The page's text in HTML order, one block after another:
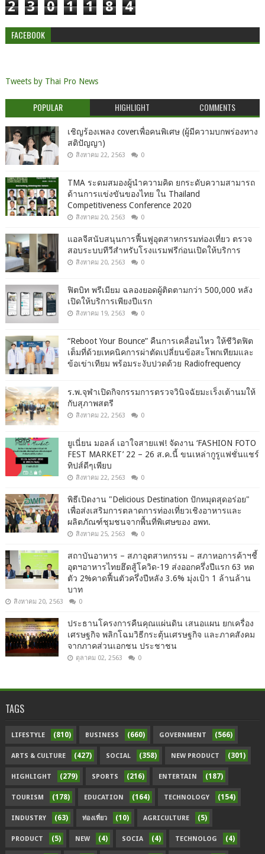
2 3 0 1 1 8 4
FACEBOOK
Tweets by Thai Pro News
POPULAR HIGHLIGHT COMMENTS
เชิญร้องเพลง coverเพื่อคนพิเศษ (ผู้มีความบกพร่องทาง
สติปัญญา)
สิงหาคม 22, 2563 0
TMA ระดมสมองผู้นำความคิด ยกระดับความสามารถ
ด้านการแข่งขันของไทย ใน Thailand
Competitiveness Conference 2020
สิงหาคม 20, 2563 0
แอลจีสนับสนุนการฟื้นฟูอุตสาหกรรมท่องเที่ยว ตรวจ
สอบระบบทีวีสำหรับโรงแรมฟรีก่อนเปิดให้บริการ
สิงหาคม 20, 2563 0
ฟิตบิท พรีเมียม ฉลองยอดผู้ติดตามกว่า 500,000 หลัง
เปิดให้บริการเพียงปีแรก
สิงหาคม 19, 2563 0
“Reboot Your Bounce” คืนการเคลื่อนไหว ให้ชีวิตฟิต
เต็มที่ด้วยเทคนิคการผ่าตัดเปลี่ยนข้อสะโพกเทียมและ
ข้อเข่าเทียม พร้อมระงับปวดด้วย Radiofrequency
ร.พ.จุฬาเปิดกิจกรรมการตรวจวินิจฉัยมะเร็งเต้านมให้
กับสุภาพสตรี
สิงหาคม 22, 2563 0
ยูเนี่ยน มอลล์ เอาใจสายแฟ! จัดงาน ‘FASHION FOTO
FEST MARKET’ 22 – 26 ส.ค.นี้ ขนเหล่ากูรูแฟชั่นแชร์
ทิปส์ดีๆเพียบ
สิงหาคม 22, 2563 0
พิธีเปิดงาน "Delicious Destination ปักหมุดสุดอร่อย"
เพื่อส่งเสริมการตลาดการท่องเที่ยวเชิงอาหารและ
ผลิตภัณฑ์ชุมชนจากพื้นที่พิเศษของ อพท.
สิงหาคม 25, 2563 0
สถาบันอาหาร – สภาอุตสาหกรรม – สภาหอการค้าฯชี้
อุตฯอาหารไทยฮึดสู้โควิด-19 ส่งออกครึ่งปีแรก 63 หด
ตัว 2%คาดฟื้นตัวครึ่งปีหลัง 3.6% มุ่งเป้า 1 ล้านล้าน
บาท
สิงหาคม 20, 2563 0
ประธานโครงการคืนคุณแผ่นดิน เสนอแผน ยกเครื่อง
เศรษฐกิจ พลิกโฉมวิธีกระตุ้นเศรษฐกิจ และภาคสังคม
จากภาคส่วนเอกชน ประชาชน
ตุลาคม 02, 2563 0
TAGS
LIFESTYLE (810) BUSINESS (660) GOVERNMENT (566)
ARTS & CULTURE (427) SOCIAL (358) NEW PRODUCT (301)
HIGHLIGHT (279) SPORTS (216) ENTERTAIN (187)
TOURISM (178) EDUCATION (164) TECHNOLOGY (154)
INDUSTRY (63) ท่องเที่ยว (10) AGRICULTURE (5)
PRODUCT (5) NEW (4) SOCIA (4) TECHNOLOG (4)